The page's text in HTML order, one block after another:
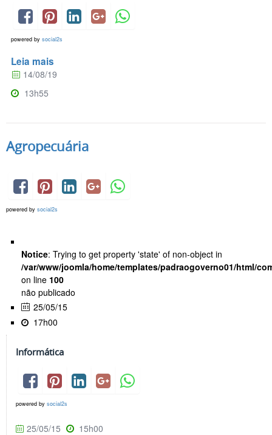
powered by social2s
Leia mais
14/08/19
13h55
Agropecuária
powered by social2s
Notice: Trying to get property 'state' of non-object in
/var/www/joomla/home/templates/padraogoverno01/html/
on line 100
não publicado
25/05/15
17h00
Informática
powered by social2s
25/05/15 15h00